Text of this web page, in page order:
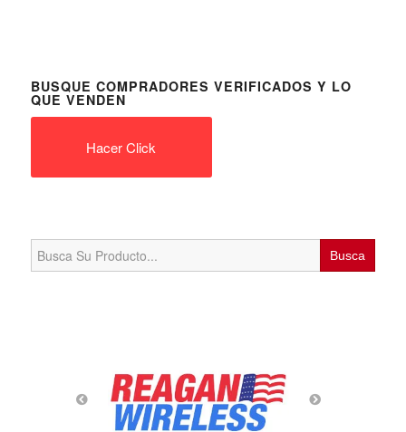
BUSQUE COMPRADORES VERIFICADOS Y LO
QUE VENDEN
Hacer Click
Search
for: